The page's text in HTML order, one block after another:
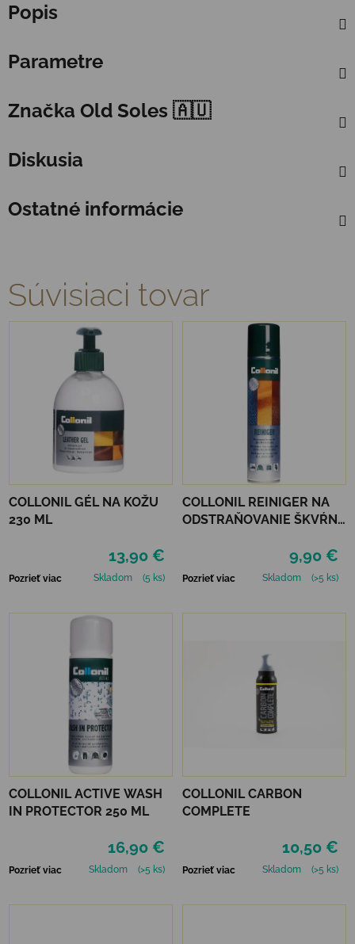
Popis
Parametre
Značka Old Soles 🇦🇺
Diskusia
Ostatné informácie
Súvisiaci tovar
COLLONIL GÉL NA KOŽU
230 ML
13,90 €
Pozrieť viac Skladom (5 ks)
COLLONIL REINIGER NA
ODSTRAŇOVANIE ŠKVŔN
9,90 €
Pozrieť viac Skladom (>5 ks)
COLLONIL ACTIVE WASH
IN PROTECTOR 250 ML
16,90 €
Pozrieť viac Skladom (>5 ks)
COLLONIL CARBON
COMPLETE
10,50 €
Pozrieť viac Skladom (>5 ks)